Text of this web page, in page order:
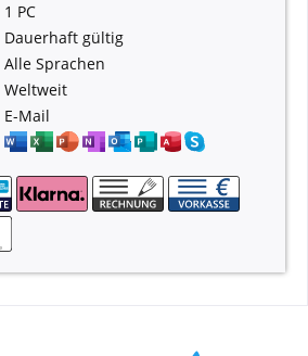
1 PC
Dauerhaft gültig
Alle Sprachen
Weltweit
E-Mail